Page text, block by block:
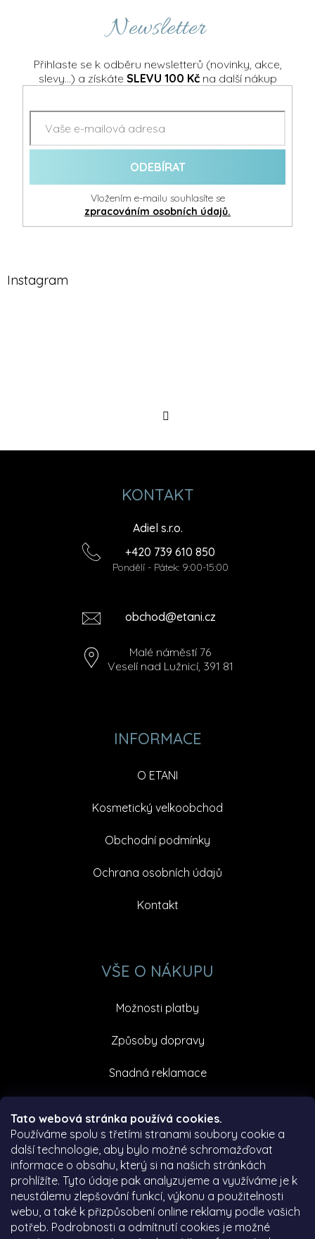
Tato webová stránka používá cookies.
Používáme spolu s třetími stranami soubory cookie a
další technologie, aby bylo možné schromažďovat
informace o obsahu, který si na našich stránkách
prohlížíte. Tyto údaje pak analyzujeme a využíváme je k
neustálemu zlepšování funkcí, výkonu a použitelnosti
webu, a také k přizpůsobení online reklamy podle vašich
potřeb. Podrobnosti a odmítnutí cookies je možné
Newsletter
Přihlaste se k odběru newsletterů (novinky, akce,
slevy...) a získáte SLEVU 100 Kčna další nákup
ODEBÍRAT
Vložením e-mailu souhlasíte se
zpracováním osobních údajů.
Instagram
KONTAKT
Adiel s.r.o.
+420 739 610 850
Pondělí - Pátek: 9:00-15:00
obchod@etani.cz
Malé náměstí 76
Veselí nad Lužnicí, 391 81
INFORMACE
O ETANI
Kosmetický velkoobchod
Obchodní podmínky
Ochrana osobních údajů
Kontakt
VŠE O NÁKUPU
Možnosti platby
Způsoby dopravy
Snadná reklamace
Facebook